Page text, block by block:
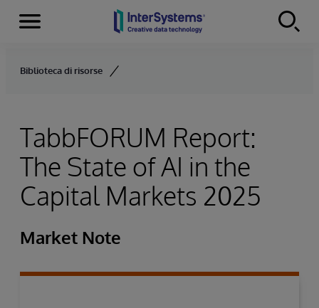
Skip to content
Menu
Biblioteca di risorse
TabbFORUM Report:
The State of AI in the
Capital Markets 2025
Market Note